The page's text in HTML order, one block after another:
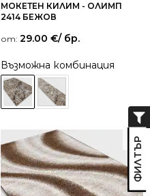
МОКЕТЕН КИЛИМ - ОЛИМП
2414 БЕЖОВ
от: 29.00 €/ бр.
Възможна комбинация